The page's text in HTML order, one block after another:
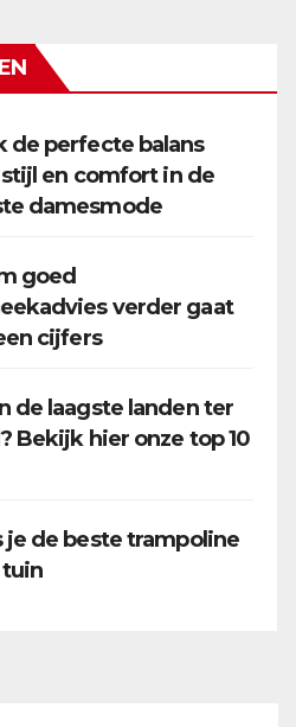
de perfecte balans
en comfort in de
damesmode
goed
verder gaat
cijfers
de laagste landen ter
Bekijk hier onze top 10
je de beste trampoline